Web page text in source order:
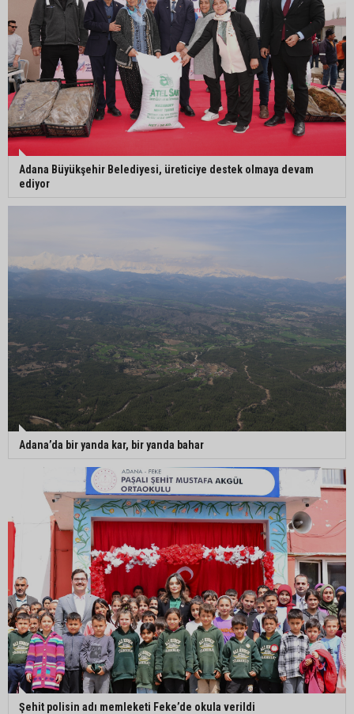
Mustafa Özkan: "Yüreğir Belediye Başkan
Vekilliği seçimine ilişkin hukuki süreç başlatıldı"
Adana Büyükşehir Belediyesi, üreticiye destek olmaya devam
ediyor
Adana’da bir yanda kar, bir yanda bahar
Şehit polisin adı memleketi Feke’de okula verildi